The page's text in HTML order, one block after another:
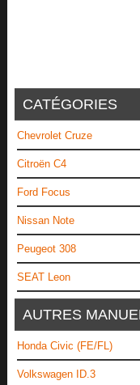
CATÉGORIES
Chevrolet Cruze
Citroën C4
Ford Focus
Nissan Note
Peugeot 308
SEAT Leon
AUTRES
Honda Civic (FE/FL)
Volkswagen ID.3